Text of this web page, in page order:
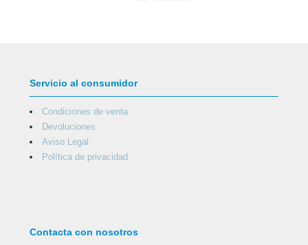
Servicio al consumidor
Condiciones de venta
Devoluciones
Aviso Legal
Política de privacidad
Contacta con nosotros